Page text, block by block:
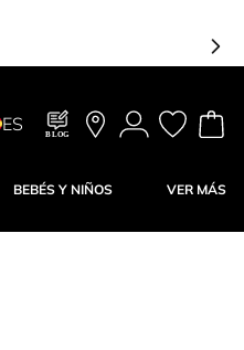
ES BLOG
BEBÉS Y NIÑOS VER MÁS